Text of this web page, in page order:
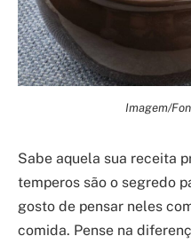
Imagem/
Sabe aquela sua receita
temperos são o segredo
gosto de pensar neles
comida. Pense na